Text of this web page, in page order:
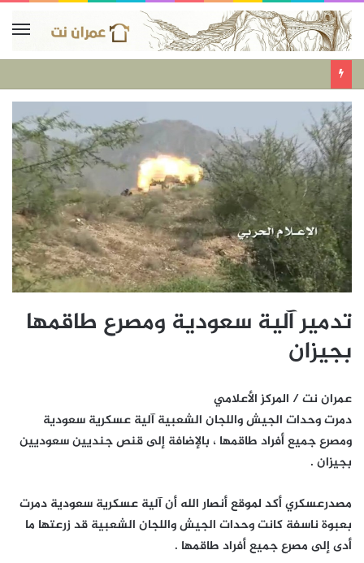
تدمير آلية سعودية ومصرع طاقمها
بجيزان
عمران نت / المركز الأعلامي
دمرت وحدات الجيش واللجان الشعبية آلية عسكرية سعودية
ومصرع جميع أفراد طاقمها ، بالإضافة إلى قنص جنديين سعوديين
بجيزان .
مصدرعسكري أكد لموقع أنصار الله أن آلية عسكرية سعودية دمرت
بعبوة ناسفة كانت وحدات الجيش واللجان الشعبية قد زرعتها ما
أدى إلى مصرع جميع أفراد طاقمها .